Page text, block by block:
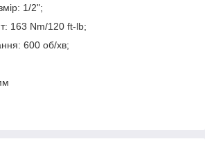
1/2";
163 Nm/120 ft-lb;
600 об/хв;